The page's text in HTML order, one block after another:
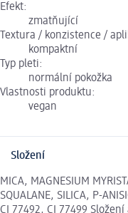
Efekt:
zmatňující
Textura / konzistence /
kompaktní
Typ pleti:
normální pokožka
Vlastnosti produktu:
vegan
Složení
MICA, MAGNESIUM
SQUALANE, SILICA, P-
CI 77492, CI 77499